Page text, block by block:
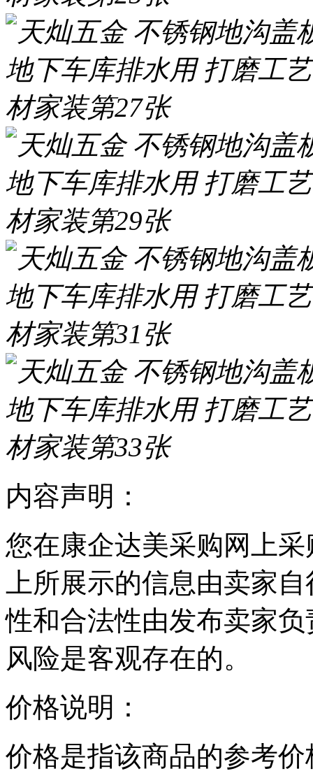
内容声明：
您在康企达美采购网上
上所展示的信息由卖家
性和合法性由发布卖家
风险是客观存在的。
价格说明：
价格是指该商品的参考